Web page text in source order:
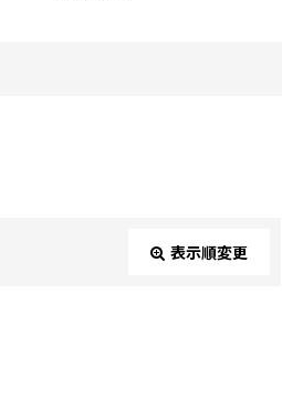
表示順変更